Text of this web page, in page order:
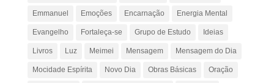
Emmanuel Emoções Encarnação Energia Mental
Evangelho Fortaleça-se Grupo de Estudo Ideias
Livros Luz Meimei Mensagem Mensagem do Dia
Mocidade Espírita Novo Dia Obras Básicas Oração